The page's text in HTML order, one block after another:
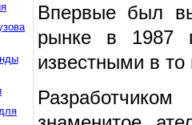
Впервые был
рынке в 1987
известными в